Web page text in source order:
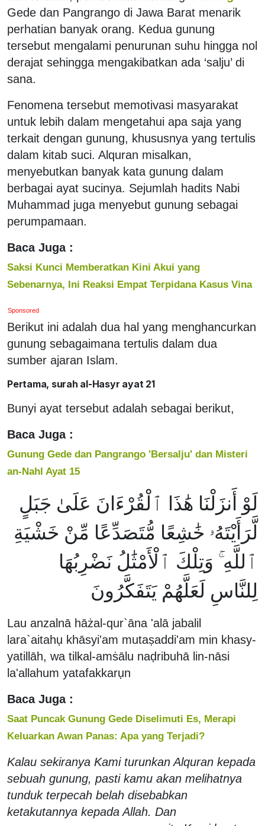
Gede dan Pangrango di Jawa Barat menarik
perhatian banyak orang. Kedua gunung
tersebut mengalami penurunan suhu hingga nol
derajat sehingga mengakibatkan ada ‘salju’ di
sana.
Fenomena tersebut memotivasi masyarakat
untuk lebih dalam mengetahui apa saja yang
terkait dengan gunung, khususnya yang tertulis
dalam kitab suci. Alquran misalkan,
menyebutkan banyak kata gunung dalam
berbagai ayat sucinya. Sejumlah hadits Nabi
Muhammad juga menyebut gunung sebagai
perumpamaan.
Baca Juga :
Saksi Kunci Memberatkan Kini Akui yang
Sebenarnya, Ini Reaksi Empat Terpidana Kasus Vina
Sponsored
Berikut ini adalah dua hal yang menghancurkan
gunung sebagaimana tertulis dalam dua
sumber ajaran Islam.
Pertama, surah al-Hasyr ayat 21
Bunyi ayat tersebut adalah sebagai berikut,
Baca Juga :
Gunung Gede dan Pangrango 'Bersalju' dan Misteri
an-Nahl Ayat 15
لَوْ أَنزَلْنَا هَٰذَا ٱلْقُرْءَانَ عَلَىٰ جَبَلٍ
لَّرَأَيْتَهُۥ خَٰشِعًا مُّتَصَدِّعًا مِّنْ خَشْيَةِ
ٱللَّهِ ۚ وَتِلْكَ ٱلْأَمْثَٰلُ نَضْرِبُهَا
لِلنَّاسِ لَعَلَّهُمْ يَتَفَكَّرُونَ
Lau anzalnā hāżal-qur`āna 'alā jabalil
lara`aitahụ khāsyi'am mutaṣaddi'am min khasy-
yatillāh, wa tilkal-amṡālu naḍribuhā lin-nāsi
la'allahum yatafakkarụn
Baca Juga :
Saat Puncak Gunung Gede Diselimuti Es, Merapi
Keluarkan Awan Panas: Apa yang Terjadi?
Kalau sekiranya Kami turunkan Alquran kepada
sebuah gunung, pasti kamu akan melihatnya
tunduk terpecah belah disebabkan
ketakutannya kepada Allah. Dan